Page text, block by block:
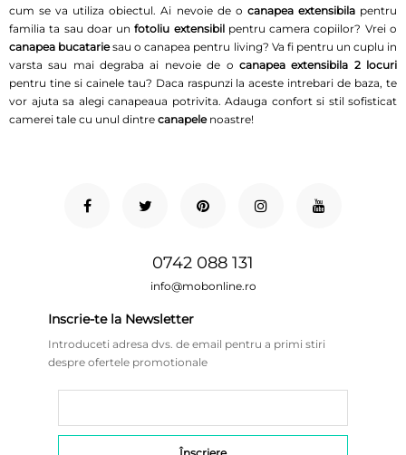
cum se va utiliza obiectul. Ai nevoie de o canapea extensibilapentru
familia ta sau doar un fotoliu extensibilpentru camera copiilor? Vrei o
canapea bucatariesau o canapea pentru living? Va fi pentru un cuplu in
varsta sau mai degraba ai nevoie de o canapea extensibila 2 locuri
pentru tine si cainele tau? Daca raspunzi la aceste intrebari de baza, te
vor ajuta sa alegi canapeaua potrivita. Adauga confort si stil sofisticat
camerei tale cu unul dintre canapelenoastre!
0742 088 131
info@mobonline.ro
Inscrie-te la Newsletter
Introduceti adresa dvs. de email pentru a primi stiri
despre ofertele promotionale